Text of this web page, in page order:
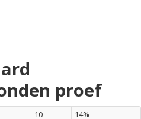
proef
10
14%